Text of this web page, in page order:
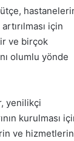
için
ve birçok
olumlu yönde
yenilikçi
kurulması
ve hizmetlerin